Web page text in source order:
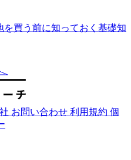
買う前に知っておく基礎知
お問い合わせ 利用規約 個